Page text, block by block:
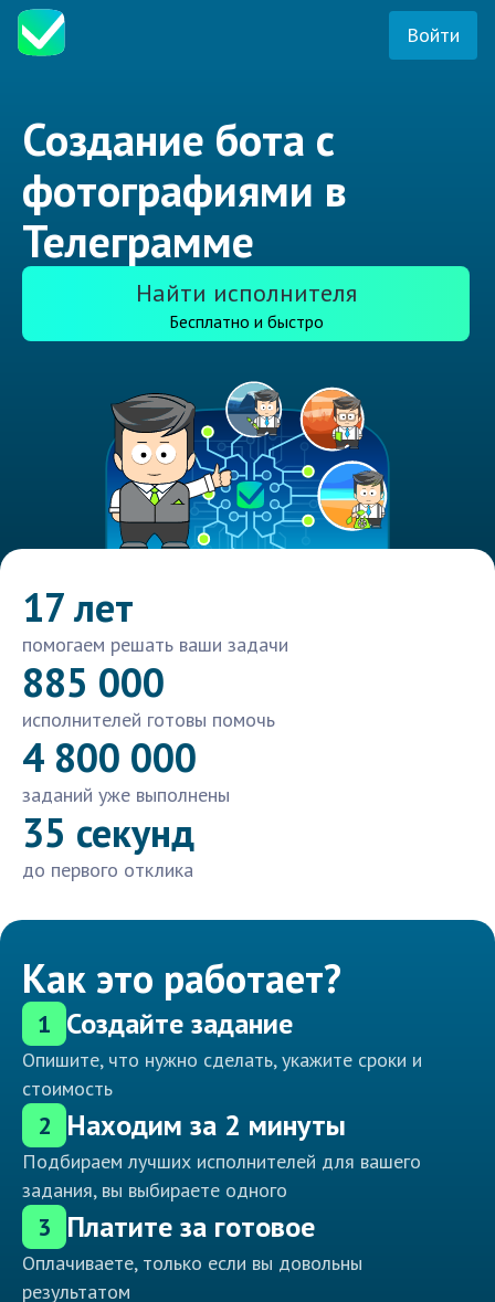
Войти
Создание бота с
фотографиями в
Телеграмме
Найти исполнителя
Бесплатно и быстро
17 лет
помогаем решать ваши задачи
885 000
исполнителей готовы помочь
4 800 000
заданий уже выполнены
35 секунд
до первого отклика
Как это работает?
1 Создайте задание
Опишите, что нужно сделать, укажите сроки и
стоимость
2 Находим за 2 минуты
Подбираем лучших исполнителей для вашего
задания, вы выбираете одного
3 Платите за готовое
Оплачиваете, только если вы довольны
результатом